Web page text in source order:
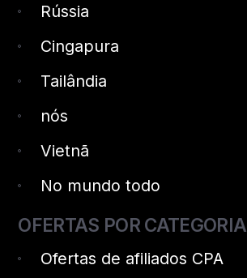
Rússia
Cingapura
Tailândia
nós
Vietnã
No mundo todo
OFERTAS POR CATEGORIA
Ofertas de afiliados CPA